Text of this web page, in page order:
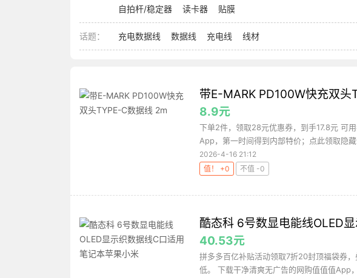
自拍杆/稳定器
读卡器 贴膜
话题： 充电数据线 数据线 充电线 线材
带E-MARK PD100W快充双头
8.9元
下单2件，领取28元优惠券，到手17.8元 可
App，第一时间得到内部特价；点此领取隐
2026-4-16 21:12
值！ +0
不值 -0
酷态科 6号数显电能线OLED
40.53元
拼多多百亿补贴活动领取7折20封顶福袋券
低。 下载干净清爽无广告的网购值值值App